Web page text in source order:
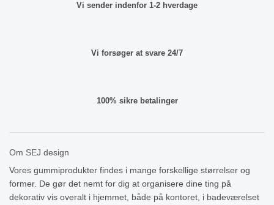
Vi sender indenfor 1-2 hverdage
Vi forsøger at svare 24/7
100% sikre betalinger
Om SEJ design
Vores gummiprodukter findes i mange forskellige størrelser og
former. De gør det nemt for dig at organisere dine ting på
dekorativ vis overalt i hjemmet, både på kontoret, i badeværelset